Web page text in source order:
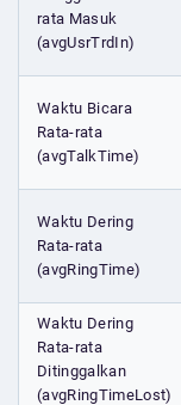
rata Masuk
(avgUsrTrdIn)
Waktu Bicara
Rata-rata
(avgTalkTime)
Waktu Dering
Rata-rata
(avgRingTime)
Waktu Dering
Rata-rata
Ditinggalkan
(avgRingTimeLost)